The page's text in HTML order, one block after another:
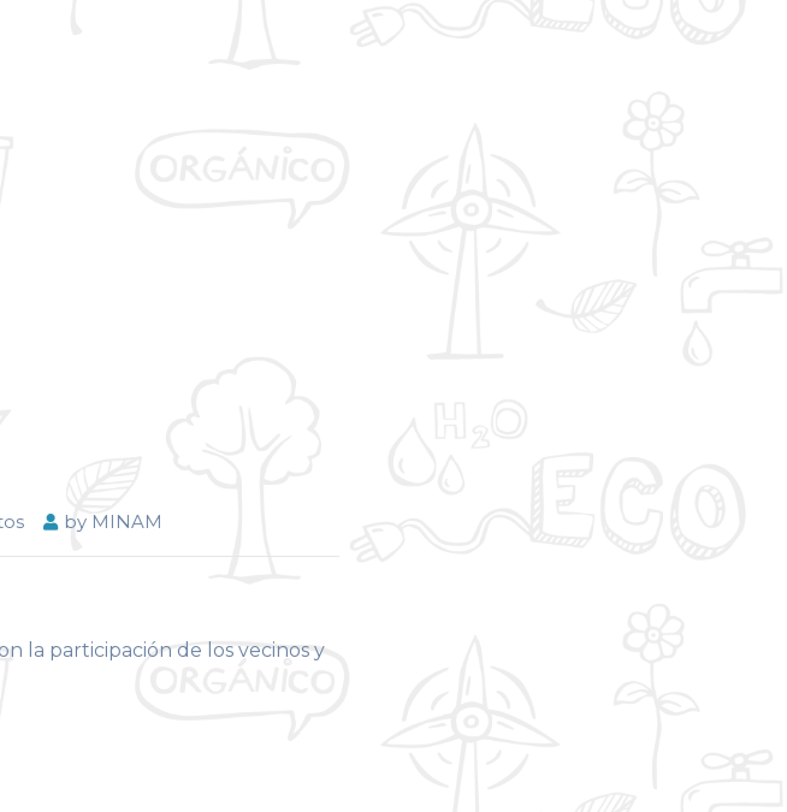
by MINAM
la participación de los vecinos y